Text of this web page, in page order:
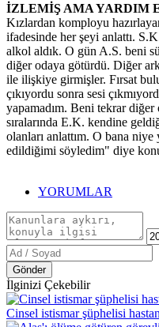
İZLEMİŞ AMA YARDIM
Kızlardan komployu
ifadesinde her şeyi anlattı.
alkol aldık. O gün A.S. beni
diğer odaya götürdü. Diğer
ile ilişkiye girmişler. Fırsat
çıkıyordu sonra sesi
yapamadım. Beni tekrar
sıralarında E.K. kendine
olanları anlattım. O bana
edildiğimi söyledim" diye
YORUMLAR
Gönder
İlginizi Çekebilir
Cinsel istismar şüphelisi